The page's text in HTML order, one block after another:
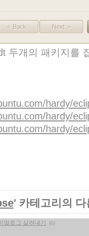
두개의 패키지를
hardy/
hardy/
hardy/
' 카테고리의 다
얼로그 살려내기 (0)